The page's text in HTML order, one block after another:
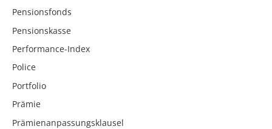
Pensionsfonds
Pensionskasse
Performance-Index
Police
Portfolio
Prämie
Prämienanpassungsklausel